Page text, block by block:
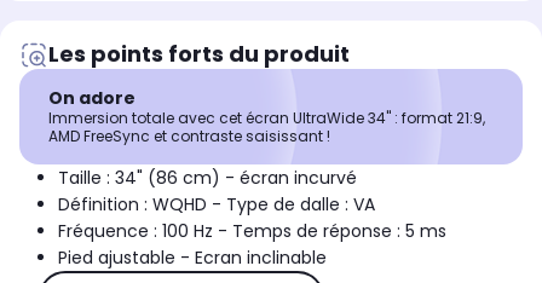
Les points forts du produit
On adore
Immersion totale avec cet écran UltraWide 34'' : format 21:9,
AMD FreeSync et contraste saisissant !
Taille : 34" (86 cm) - écran incurvé
Définition : WQHD - Type de dalle : VA
Fréquence : 100 Hz - Temps de réponse : 5 ms
Pied ajustable - Ecran inclinable